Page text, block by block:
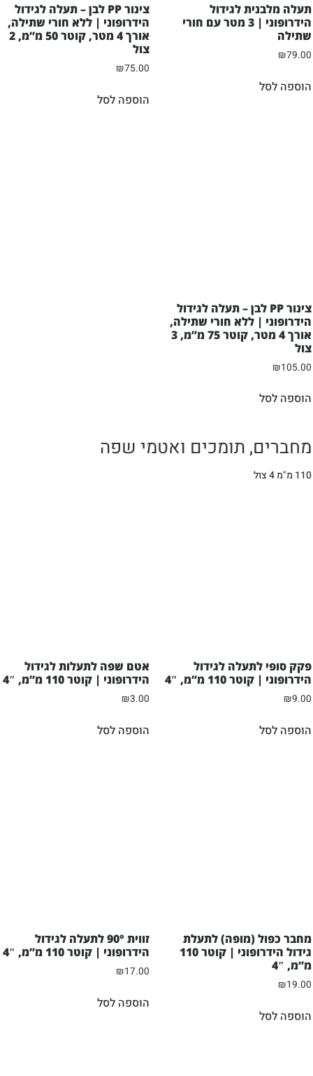
תעלה מלבנית לגידול
הידרופוני | 3 מטר עם חורי
שתילה
₪79.00
הוספה לסל
צינור PP לבן – תעלה לגידול
הידרופוני | ללא חורי שתילה,
אורך 4 מטר, קוטר 50 מ”מ, 2
צול
₪75.00
הוספה לסל
צינור PP לבן – תעלה לגידול
הידרופוני | ללא חורי שתילה,
אורך 4 מטר, קוטר 75 מ”מ, 3
צול
₪105.00
הוספה לסל
מחברים, תומכים ואטמי שפה
110 מ"מ 4 צול
פקק סופי לתעלה לגידול
הידרופוני | קוטר 110 מ”מ, 4″
₪9.00
הוספה לסל
אטם שפה לתעלות לגידול
הידרופוני | קוטר 110 מ”מ, 4″
₪3.00
הוספה לסל
מחבר כפול (מופה) לתעלת
גידול הידרופוני | קוטר 110
מ”מ, 4″
₪19.00
הוספה לסל
זווית 90° לתעלה לגידול
הידרופוני | קוטר 110 מ”מ, 4″
₪17.00
הוספה לסל